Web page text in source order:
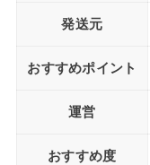
発送元
おすすめポイント
運営
おすすめ度